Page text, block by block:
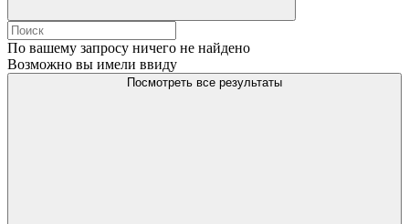
По вашему запросу ничего не найдено
Возможно вы имели ввиду
Посмотреть все результаты